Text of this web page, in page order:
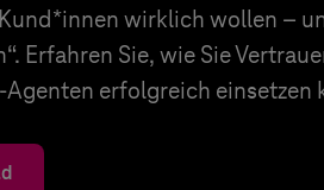
wirklich wollen –
Erfahren Sie, wie Sie
erfolgreich einsetzen